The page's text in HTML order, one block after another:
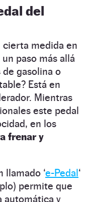
del
cierta medida en
paso más allá
gasolina o
Está en
Mientras
este pedal
en los
frenar y
llamado ‘e-Pedal‘
permite que
automática y